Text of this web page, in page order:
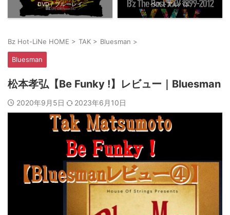
DVD / ブルーレイ ベストアルバム
Bz Hot-LiNe HOME > TAK > Bluesman >
Bluesman
松本孝弘【Be Funky !】レビュー｜Bluesman
2020年9月5日 2023年6月10日